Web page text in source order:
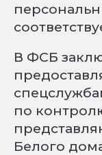
В ФСБ
по
Белого